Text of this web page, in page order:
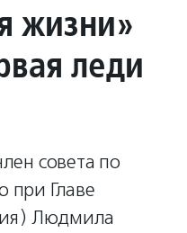
жизни»
леди
совета по
при Главе
Людмила